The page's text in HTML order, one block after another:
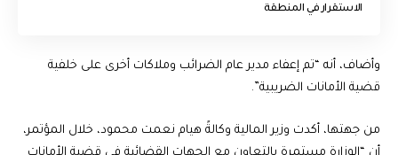
الاستقرار في المنطقة
وأضاف، أنه “تم إعفاء مدير عام الضرائب وملاكات أخرى على خلفية
قضية الأمانات الضريبية”.
من جهتها، أكدت وزير المالية وكالةً هيام نعمت محمود، خلال المؤتمر،